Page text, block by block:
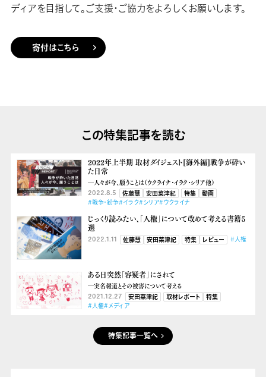
ディアを目指して。ご支援・ご協力をよろしくお願いします。
寄付はこちら
この特集記事を読む
2022年上半期 取材ダイジェスト[海外編]戦争が砕い
た日常
―人々が今、願うことは（ウクライナ・イラク・シリア他）
2022.8.5 佐藤慧 安田菜津紀 特集
動画
#戦争・紛争#イラク#シリア#ウクライナ
じっくり読みたい、「人権」について改めて考える書籍５
選
2022.1.11 佐藤慧 安田菜津紀 特集 レビュー #人権
ある日突然「容疑者」にされて
―実名報道とその被害について考える
2021.12.27 安田菜津紀 取材レポート
特集
#人権#メディア
特集記事一覧へ